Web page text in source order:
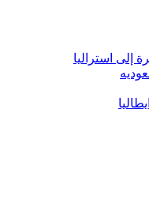
إلى استراليا